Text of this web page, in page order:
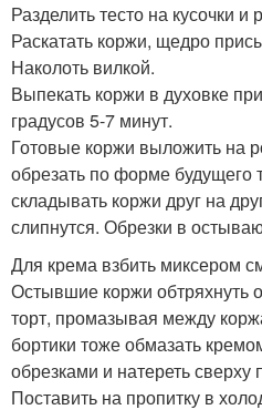
Разделить тесто на кусочки и
Раскатать коржи, щедро
Наколоть вилкой.
Выпекать коржи в духовке
градусов 5-7 минут.
Готовые коржи выложить на
обрезать по форме будущего
складывать коржи друг на
слипнутся. Обрезки в
Для крема взбить миксером
Остывшие коржи обтряхнуть
торт, промазывая между
бортики тоже обмазать
обрезками и натереть сверху
Поставить на пропитку в